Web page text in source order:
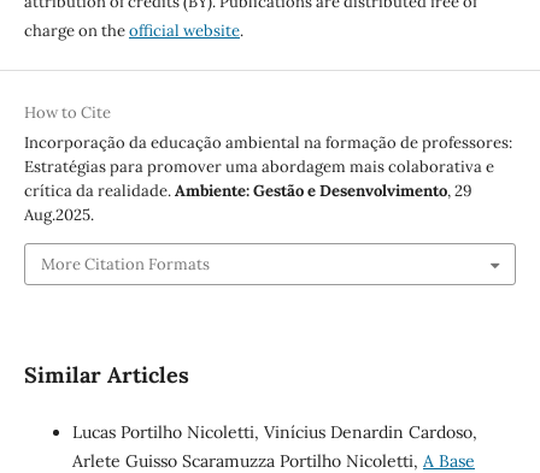
charge on theofficial website.
How to Cite
Incorporação da educação ambiental na formação de professores:
Estratégias para promover uma abordagem mais colaborativa e
crítica da realidade.Ambiente: Gestão e Desenvolvimento, 29
Aug.2025.
More Citation Formats
Similar Articles
Lucas Portilho Nicoletti, Vinícius Denardin Cardoso,
Arlete Guisso Scaramuzza Portilho Nicoletti, A Base